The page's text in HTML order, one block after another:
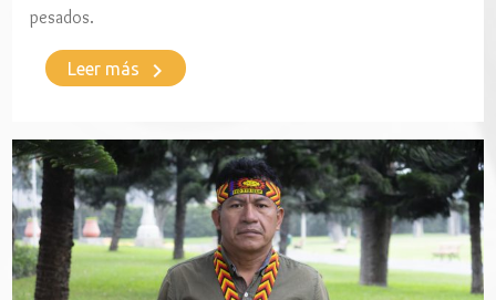
pesados.
Leer más keyboard_arrow_right